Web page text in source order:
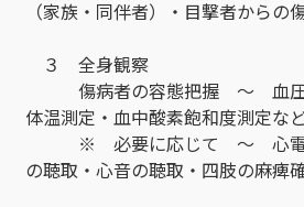
（家族・同伴者）・目撃者からの
３ 全身観察
傷病者の容態把握 ～ 血圧測
体温測定・血中酸素飽和度測定な
※ 必要に応じて ～ 心電図
の聴取・心音の聴取・四肢の麻痺